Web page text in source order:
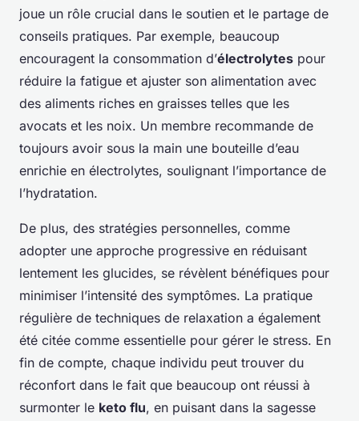
joue un rôle crucial dans le soutien et le partage de
conseils pratiques. Par exemple, beaucoup
encouragent la consommation d’électrolytes pour
réduire la fatigue et ajuster son alimentation avec
des aliments riches en graisses telles que les
avocats et les noix. Un membre recommande de
toujours avoir sous la main une bouteille d’eau
enrichie en électrolytes, soulignant l’importance de
l’hydratation.
De plus, des stratégies personnelles, comme
adopter une approche progressive en réduisant
lentement les glucides, se révèlent bénéfiques pour
minimiser l’intensité des symptômes. La pratique
régulière de techniques de relaxation a également
été citée comme essentielle pour gérer le stress. En
fin de compte, chaque individu peut trouver du
réconfort dans le fait que beaucoup ont réussi à
surmonter le keto flu, en puisant dans la sagesse